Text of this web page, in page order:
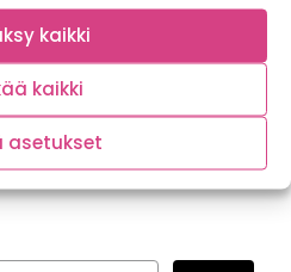
kaikki
kaikki
asetukset
uutiskirje